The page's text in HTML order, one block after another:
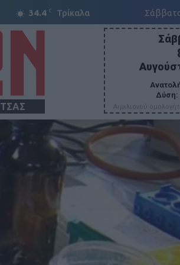
34.4 C Τρίκαλα
Δύση:
Αιμιλιανού